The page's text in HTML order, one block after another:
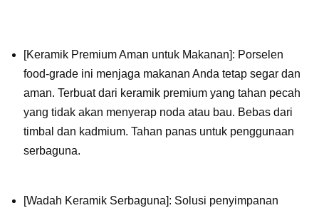
[Keramik Premium Aman untuk Makanan]: Porselen
food-grade ini menjaga makanan Anda tetap segar dan
aman. Terbuat dari keramik premium yang tahan pecah
yang tidak akan menyerap noda atau bau. Bebas dari
timbal dan kadmium. Tahan panas untuk penggunaan
serbaguna.
[Wadah Keramik Serbaguna]: Solusi penyimpanan